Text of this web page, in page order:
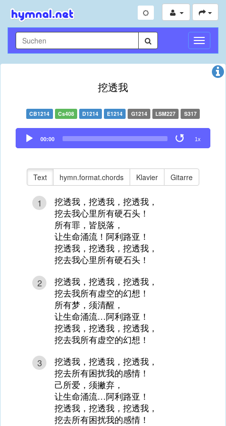
挖透我
CB1214 Cs408 D1214 E1214 G1214 LSM227 S317
Audio
Player
00:00 1x
Text hymn.format.chords Klavier Gitarre
1
挖透我，挖透我，挖透我，
挖去我心里所有硬石头！
所有罪，皆脱落，
让生命涌流！阿利路亚！
挖透我，挖透我，挖透我，
挖去我心里所有硬石头！
2
挖透我，挖透我，挖透我，
挖去我所有虚空的幻想！
所有梦，须清醒，
让生命涌流…阿利路亚！
挖透我，挖透我，挖透我，
挖去我所有虚空的幻想！
3
挖透我，挖透我，挖透我，
挖去所有困扰我的感情！
己所爱，须撇弃，
让生命涌流…阿利路亚！
挖透我，挖透我，挖透我，
挖去所有困扰我的感情！